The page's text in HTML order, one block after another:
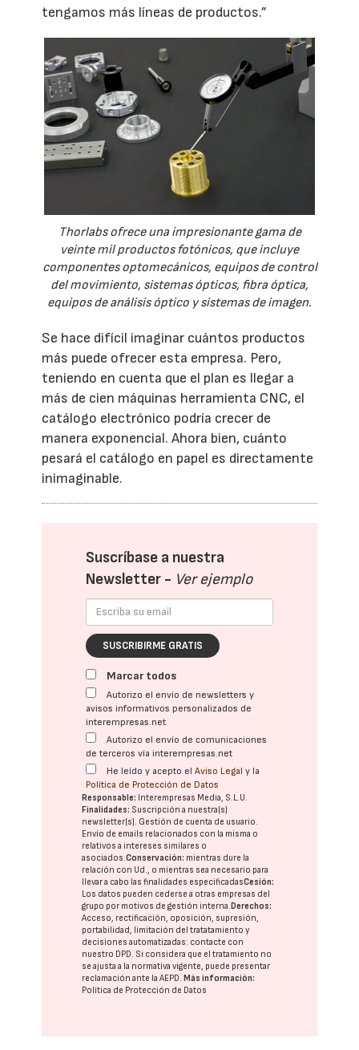
tengamos más líneas de productos.”
Thorlabs ofrece una impresionante gama de
veinte mil productos fotónicos, que incluye
componentes optomecánicos, equipos de control
del movimiento, sistemas ópticos, fibra óptica,
equipos de análisis óptico y sistemas de imagen.
Se hace difícil imaginar cuántos productos
más puede ofrecer esta empresa. Pero,
teniendo en cuenta que el plan es llegar a
más de cien máquinas herramienta CNC, el
catálogo electrónico podría crecer de
manera exponencial. Ahora bien, cuánto
pesará el catálogo en papel es directamente
inimaginable.
Suscríbase a nuestra
Newsletter - Ver ejemplo
SUSCRIBIRME GRATIS
Marcar todos
Autorizo el envío de newsletters y
avisos informativos personalizados de
interempresas.net
Autorizo el envío de comunicaciones
de terceros vía interempresas.net
He leído y acepto elAviso Legal y la
Política de Protección de Datos
Responsable: Interempresas Media, S.L.U.
Finalidades: Suscripción a nuestra(s)
newsletter(s). Gestión de cuenta de usuario.
Envío de emails relacionados con la misma o
relativos a intereses similares o
asociados.Conservación: mientras dure la
relación con Ud., o mientras sea necesario para
llevar a cabo las finalidades especificadasCesión:
Los datos pueden cederse a otras empresas del
grupo por motivos de gestión interna.Derechos:
Acceso, rectificación, oposición, supresión,
portabilidad, limitación del tratatamiento y
decisiones automatizadas: contacte con
nuestro DPD . Si considera que el tratamiento no
se ajusta a la normativa vigente, puede presentar
reclamación ante laAEPD .Más información:
Política de Protección de Datos